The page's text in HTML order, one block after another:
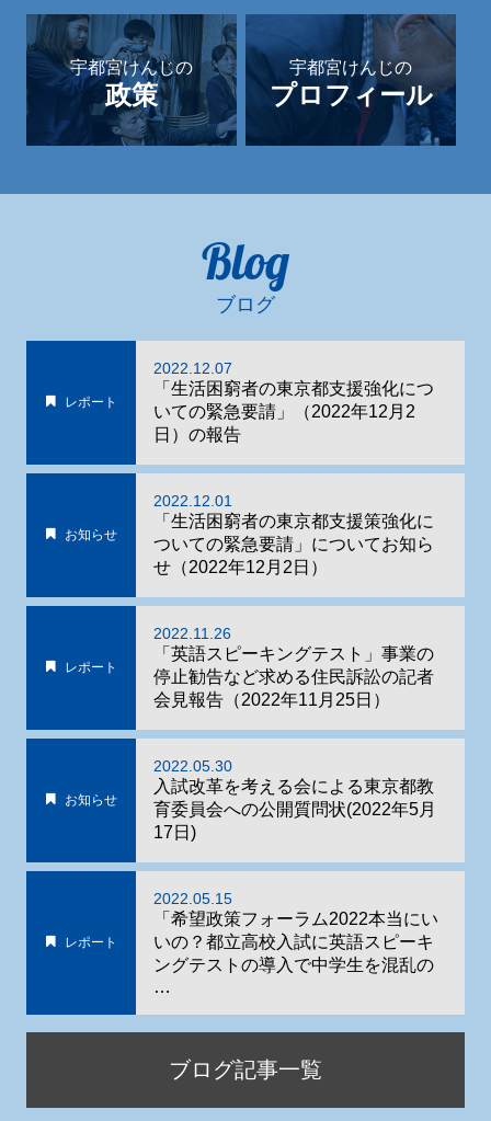
宇都宮けんじの
政策
宇都宮けんじの
プロフィール
Blog
ブログ
レポート
2022.12.07
「生活困窮者の東京都支援強化につ
いての緊急要請」（2022年12月2
日）の報告
お知らせ
2022.12.01
「生活困窮者の東京都支援策強化に
ついての緊急要請」についてお知ら
せ（2022年12月2日）
レポート
2022.11.26
「英語スピーキングテスト」事業の
停止勧告など求める住民訴訟の記者
会見報告（2022年11月25日）
お知らせ
2022.05.30
入試改革を考える会による東京都教
育委員会への公開質問状(2022年5月
17日)
レポート
2022.05.15
「希望政策フォーラム2022本当にい
いの？都立高校入試に英語スピーキ
ングテストの導入で中学生を混乱の
…
ブログ記事一覧